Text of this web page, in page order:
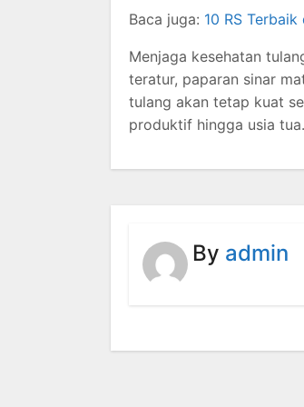
Baca juga: 10 RS
Menjaga kesehatan
teratur, paparan sinar
tulang akan tetap kuat
produktif hingga usia tua.
By admin